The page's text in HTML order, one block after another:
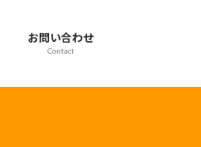
お問い合わせ
Contact